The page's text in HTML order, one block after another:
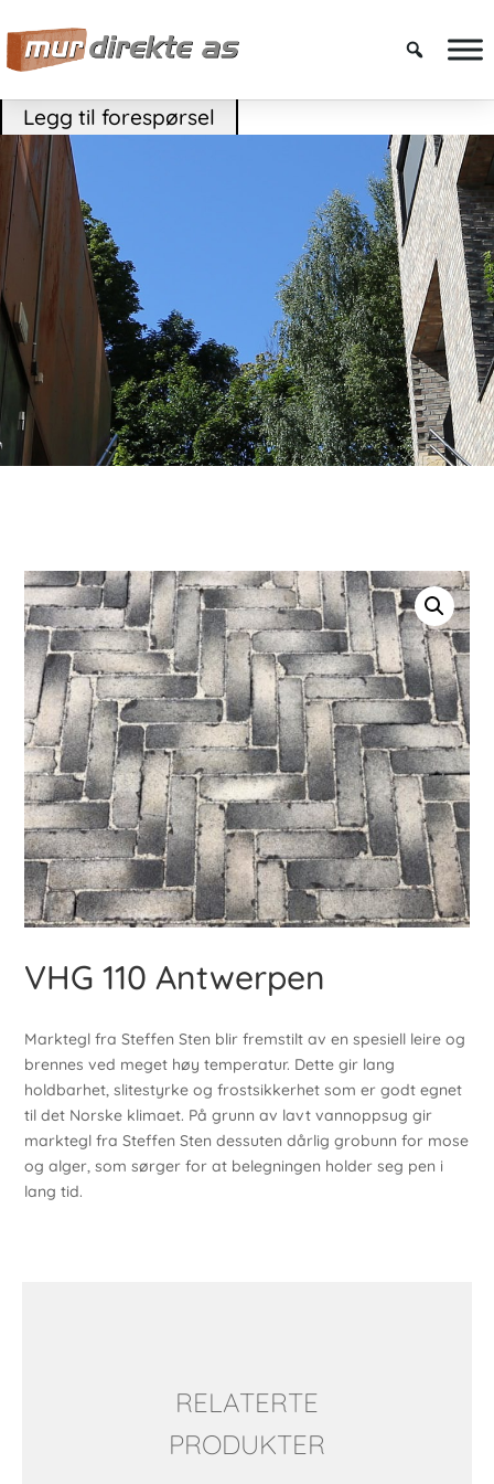
Legg til forespørsel
VHG 110 Antwerpen
Marktegl fra Steffen Sten blir fremstilt av en spesiell leire og
brennes ved meget høy temperatur. Dette gir lang
holdbarhet, slitestyrke og frostsikkerhet som er godt egnet
til det Norske klimaet. På grunn av lavt vannoppsug gir
marktegl fra Steffen Sten dessuten dårlig grobunn for mose
og alger, som sørger for at belegningen holder seg pen i
lang tid.
RELATERTE
PRODUKTER